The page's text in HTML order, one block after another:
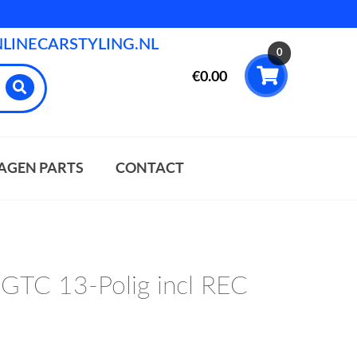
€0.00
0
PARTS CONTACT
13-Polig incl REC